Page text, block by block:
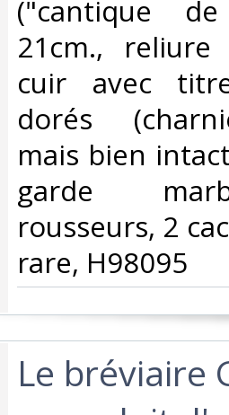
("cantique
21cm.,
cuir avec
dorés
mais bien
garde
rousseurs, 2
rare, H98095‎
‎Le bréviaire